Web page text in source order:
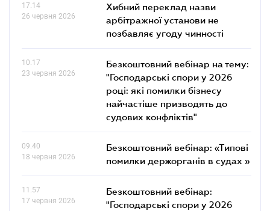
17.14
26 червня 2026
Хибний переклад назви
арбітражної установи не
позбавляє угоду чинності
10.17
23 червня 2026
Безкоштовний вебінар на тему:
"Господарські спори у 2026
році: які помилки бізнесу
найчастіше призводять до
судових конфліктів"
09.40
18 червня 2026
Безкоштовний вебінар: «Типові
помилки держорганів в судах »
11.57
17 червня 2026
Безкоштовний вебінар:
"Господарські спори у 2026